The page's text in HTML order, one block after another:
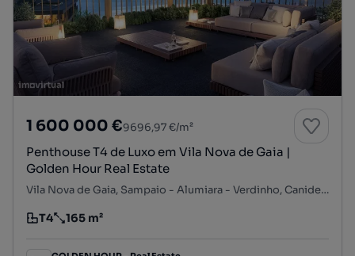
1 600 000 €9696,97 €/m²
Penthouse T4 de Luxo em Vila Nova de Gaia |
Golden Hour Real Estate
Vila Nova de Gaia, Sampaio - Alumiara - Verdinho, Canidelo, Vila Nova de Gaia, Porto
Tipologia
T4
Preço por metro quadrado
165 m²